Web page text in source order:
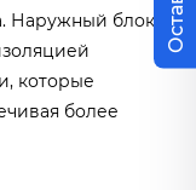
Наружный блок
которые
более